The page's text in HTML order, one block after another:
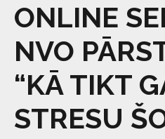
Par biedrību
Kontakti
ONLINE
NVO
“KĀ TIKT
STRESU